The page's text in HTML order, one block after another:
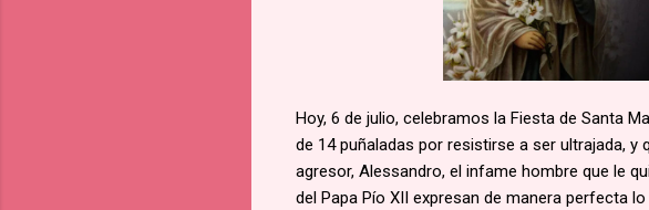
Hoy, 6 de julio, celebramos la Fiesta de Santa
de 14 puñaladas por resistirse a ser ultrajada, y
agresor, Alessandro, el infame hombre que le
del Papa Pío XII expresan de manera perfecta